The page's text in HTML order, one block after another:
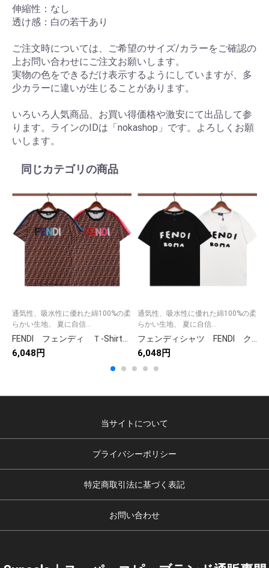
伸縮性：なし
透け感：白の若干あり
ご注文時については、ご希望のサイズ/カラーをご確認の
上お問い合わせにご注文お願いします。
実物の色をできるだけ表示するようにしていますが、多
少カラーに違いが生じることがあります。
いろいろ人気商品、お買い得価格や激安にて出品して参
ります。ラインのIDは「nokashop」です。よろしくお願
いします。
同じカテゴリの商品
通気性、吸水性に優れた綿100%の柔
らかい生地、 夏に自信...
6,048円
通気性、吸水性に優れた綿100%の柔
らかい生地、 夏に自信...
6,048円
当サイトについて
プライバシーポリシー
特定商取引法に基づく表記
お問い合わせ